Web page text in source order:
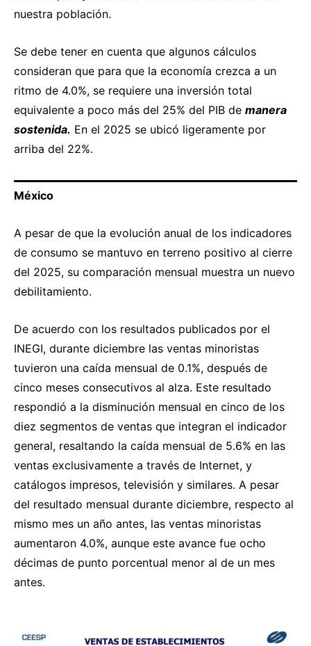
nuestra población.
Se debe tener en cuenta que algunos cálculos
consideran que para que la economía crezca a un
ritmo de 4.0%, se requiere una inversión total
equivalente a poco más del 25% del PIB de manera
sostenida. En el 2025 se ubicó ligeramente por
arriba del 22%.
México
A pesar de que la evolución anual de los indicadores
de consumo se mantuvo en terreno positivo al cierre
del 2025, su comparación mensual muestra un nuevo
debilitamiento.
De acuerdo con los resultados publicados por el
INEGI, durante diciembre las ventas minoristas
tuvieron una caída mensual de 0.1%, después de
cinco meses consecutivos al alza. Este resultado
respondió a la disminución mensual en cinco de los
diez segmentos de ventas que integran el indicador
general, resaltando la caída mensual de 5.6% en las
ventas exclusivamente a través de Internet, y
catálogos impresos, televisión y similares. A pesar
del resultado mensual durante diciembre, respecto al
mismo mes un año antes, las ventas minoristas
aumentaron 4.0%, aunque este avance fue ocho
décimas de punto porcentual menor al de un mes
antes.